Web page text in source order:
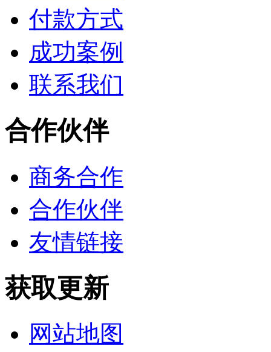
付款方式
成功案例
联系我们
合作伙伴
商务合作
合作伙伴
友情链接
获取更新
网站地图